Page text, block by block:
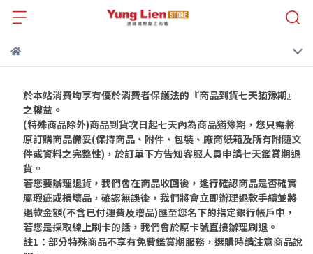
於本站消費均享有優於消費者保護法的『商品到貨七天猶豫期』
之權益。
(特殊商品除外)商品到貨次日起七天內為商品猶豫期，您只需將
原訂購商品備妥(保持商品、附件、包裝、廠商紙箱及所有附隨文
件或資料之完整性)，於訂單下方告知客服人員申請七天鑑賞期退
貨。
若您要辦理退貨，我們會在商品收回後，進行確認商品是否確實
屬瑕疵或損壞品，確認無誤後，我們將會立即辦理退款手續並將
退款金額(不含已付運費及贈品)匯至您名下的指定銀行帳戶中，
若您是採取線上刷卡的話，我們會於原卡號直接辦理刷退。
註1：部分特殊商品不享有免費鑑賞期服務，選購時請注意商品說